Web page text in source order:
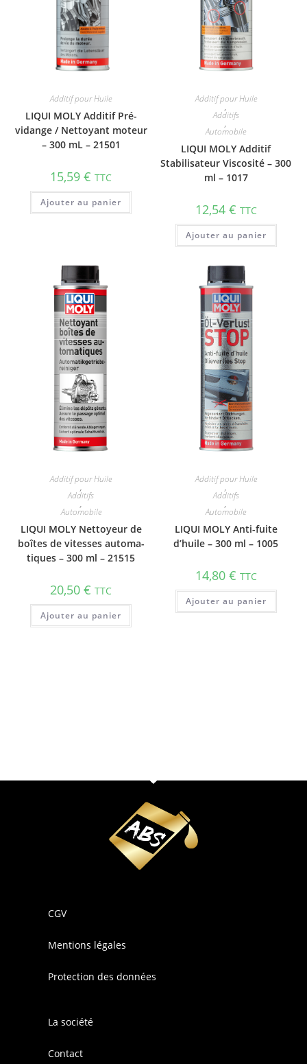
Additif pour Huile
LIQUI MOLY Additif Pré-
vidange / Nettoyant moteur
– 300 mL – 21501
15,59€ TTC
Ajouter au panier
Additif pour Huile
,
Additifs
,
Automobile
LIQUI MOLY Additif
Stabilisateur Viscosité – 300
ml – 1017
12,54 € TTC
Ajouter au panier
Additif pour Huile
,
Additifs
,
Automobile
LIQUI MOLY Nettoyeur de
boîtes de vitesses auto­ma­
tiques – 300 ml – 21515
20,50€ TTC
Ajouter au panier
Additif pour Huile
,
Additifs
,
Automobile
LIQUI MOLY Anti-​fuite
d’huile – 300 ml – 1005
14,80 € TTC
Ajouter au panier
CGV
Mentions légales
Protection des données
La société
Contact